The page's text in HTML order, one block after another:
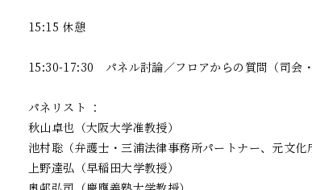
15:15 休憩
15:30-17:30　パネル討論／フロアからの質問（司会・
パネリスト ：
秋山卓也（大阪大学准教授）
池村聡（弁護士・三浦法律事務所パートナー、元文化
上野達弘（早稲田大学教授）